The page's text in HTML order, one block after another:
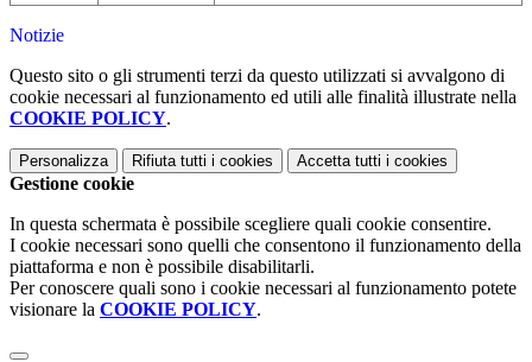
Notizie
Questo sito o gli strumenti terzi da questo utilizzati si avvalgono di
cookie necessari al funzionamento ed utili alle finalità illustrate nella
COOKIE POLICY.
Personalizza Rifiuta tutti i cookies Accetta tutti i cookies
Gestione cookie
In questa schermata è possibile scegliere quali cookie consentire.
I cookie necessari sono quelli che consentono il funzionamento della
piattaforma e non è possibile disabilitarli.
Per conoscere quali sono i cookie necessari al funzionamento potete
visionare la COOKIE POLICY.